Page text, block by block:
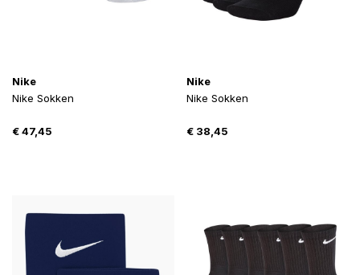
Nike
Nike Sokken
€47,45
Nike
Nike Sokken
€38,45